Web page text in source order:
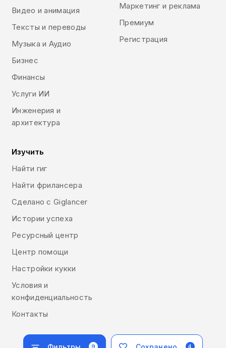
9 4
Видео и анимация
Тексты и переводы
Музыка и Аудио
Бизнес
Финансы
Услуги ИИ
Инженерия и
архитектура
Маркетинг и реклама
Премиум
Регистрация
Изучить
Найти гиг
Найти фрилансера
Сделано с Giglancer
Истории успеха
Ресурсный центр
Центр помощи
Настройки кукки
Условия и
конфиденциальность
Контакты